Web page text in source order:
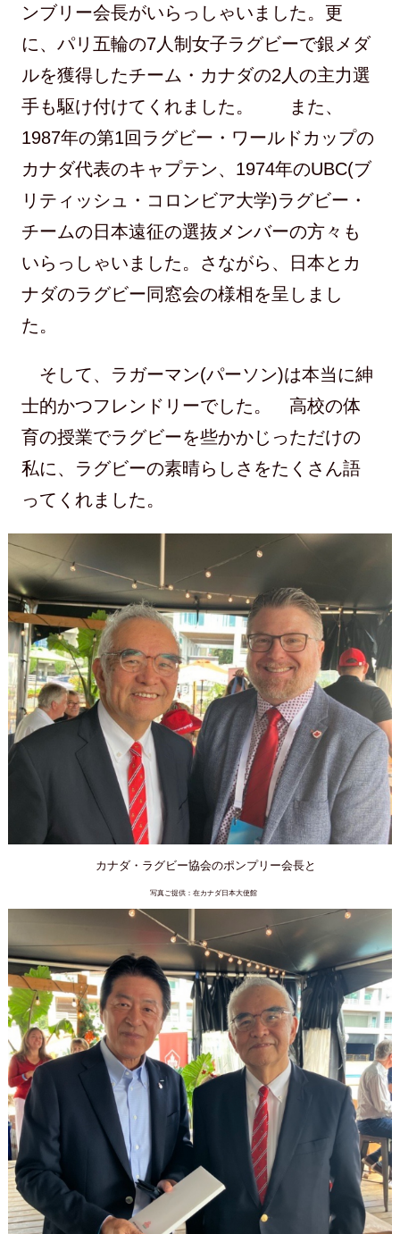
ンブリー会長がいらっしゃいました。更
に、パリ五輪の7人制女子ラグビーで銀メダ
ルを獲得したチーム・カナダの2人の主力選
手も駆け付けてくれました。 また、
1987年の第1回ラグビー・ワールドカップの
カナダ代表のキャプテン、1974年のUBC(ブ
リティッシュ・コロンビア大学)ラグビー・
チームの日本遠征の選抜メンバーの方々も
いらっしゃいました。さながら、日本とカ
ナダのラグビー同窓会の様相を呈しまし
た。
そして、ラガーマン(パーソン)は本当に紳
士的かつフレンドリーでした。 高校の体
育の授業でラグビーを些かかじっただけの
私に、ラグビーの素晴らしさをたくさん語
ってくれました。
カナダ・ラグビー協会のポンプリー会長と
写真ご提供：在カナダ日本大使館